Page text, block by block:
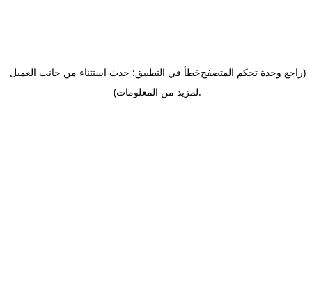
خطأ في التطبيق: حدث استثناء من جانب العميل(راجع وحدة تحكم المتصفح
لمزيد من المعلومات).